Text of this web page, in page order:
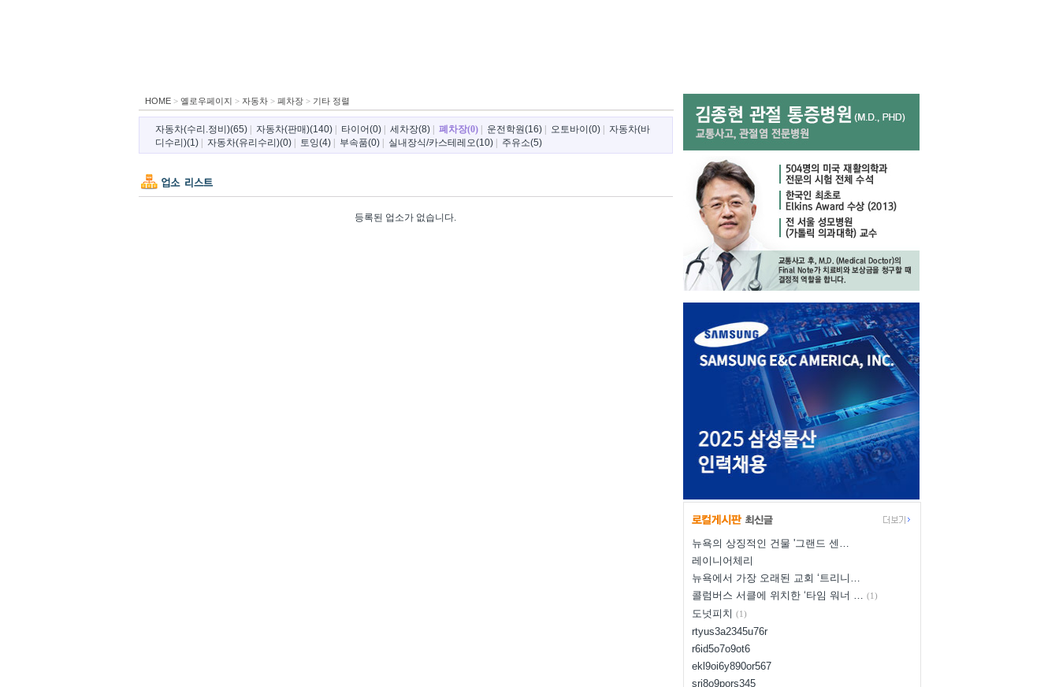
HOME> 옐로우페이지 > 자동차> 폐차장> 기타 정렬
자동차(수리.정비)(65)| 자동차(판매)(140)| 타이어(0)| 세차장(8)| 폐차장(0)| 운전학원(16)| 오토바이(0)|
자동차(바
디수리)(1)| 자동차(유리수리)(0)| 토잉(4)| 부속품(0)| 실내장식/카스테레오(10)| 주유소(5)
등록된 업소가 없습니다.
뉴욕의 상징적인 건물 '그랜드 센…
레이니어체리
뉴욕에서 가장 오래된 교회 ‘트리니…
콜럼버스 서클에 위치한 ‘타임 워너 … (1)
도넛피치 (1)
rtyus3a2345u76r
r6id5o7o9ot6
ekl9oi6y890or567
sri8o9pors345